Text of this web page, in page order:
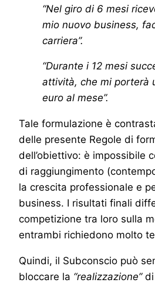
“Nel giro di 6 mesi
mio nuovo business,
carriera”.
“Durante i 12 mesi
attività, che mi porterà
euro al mese”.
Tale formulazione è
delle presente Regole di
dell’obiettivo: è impossibile
di raggiungimento
la crescita professionale e
business. I risultati finali
competizione tra loro sulla
entrambi richiedono molto
Quindi, il Subconscio può
bloccare la “realizzazione”di